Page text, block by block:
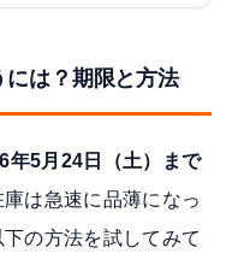
には？期限と方法
年5月24日（土）まで
は急速に品薄になっ
の方法を試してみて